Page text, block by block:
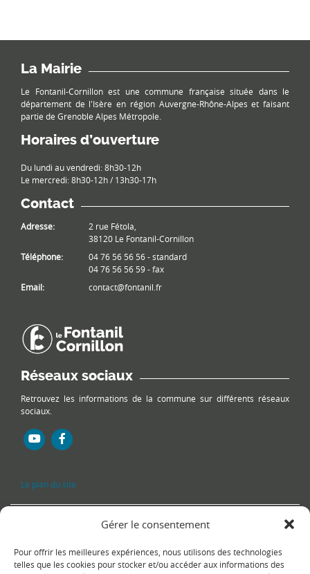
Gérer le consentement
Pour offrir les meilleures expériences, nous utilisons des technologies
telles que les cookies pour stocker et/ou accéder aux informations des
La Mairie
Le Fontanil-Cornillon est une commune française située dans le
département de l'Isère en région Auvergne-Rhône-Alpes et faisant
partie de Grenoble Alpes Métropole.
Horaires d’ouverture
Du lundi au vendredi: 8h30-12h
Le mercredi: 8h30-12h / 13h30-17h
Contact
Adresse:
2 rue Fétola,
38120 Le Fontanil-Cornillon
Téléphone:
04 76 56 56 56 - standard
04 76 56 56 59 - fax
Email:
contact@fontanil.fr
Réseaux sociaux
Retrouvez les informations de la commune sur différents réseaux
sociaux.
Le plan du site